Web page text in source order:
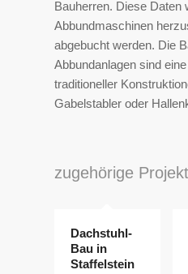
Bauherren. Diese Daten
Abbundmaschinen
abgebucht werden. Die
Abbundanlagen sind
traditioneller
Gabelstabler oder
zugehörige
Dachstuhl-
Bau in
Staffelstein